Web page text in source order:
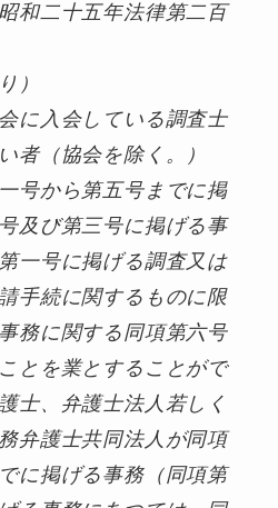
和二十五年法律第二百
）
に入会している調査士
者（協会を除く。）
号から第五号までに掲
及び第三号に掲げる事
一号に掲げる調査又は
手続に関するものに限
務に関する同項第六号
とを業とすることがで
士、弁護士法人若しく
弁護士共同法人が同項
に掲げる事務（同項第